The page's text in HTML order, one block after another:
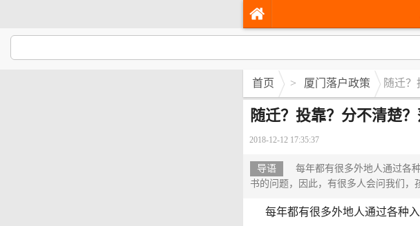
首页 > 厦门落户政策 随迁
随迁？投靠？分不清楚
2018-12-12 17:35:37
导语
每年都有很多外地人通过各
书的问题，因此，有很多人会问我们，
每年都有很多外地人通过各种入